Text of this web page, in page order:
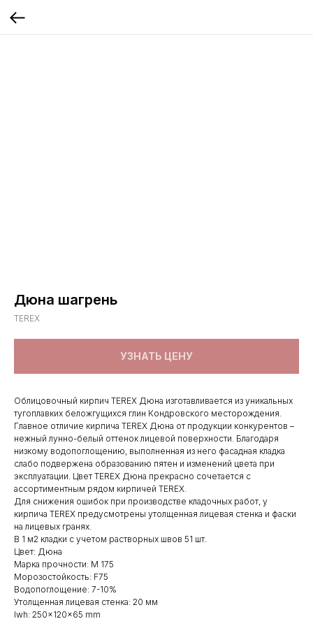
Дюна шагрень
TEREX
УЗНАТЬ ЦЕНУ
Облицовочный кирпич ТEREX Дюна изготавливается из уникальных
тугоплавких беложгущихся глин Кондровского месторождения.
Главное отличие кирпича TEREX Дюна от продукции конкурентов –
нежный лунно-белый оттенок лицевой поверхности. Благодаря
низкому водопоглощению, выполненная из него фасадная кладка
слабо подвержена образованию пятен и изменений цвета при
эксплуатации. Цвет TEREX Дюна прекрасно сочетается с
ассортиментным рядом кирпичей TEREX.
Для снижения ошибок при производстве кладочных работ, у
кирпича TEREX предусмотрены утолщенная лицевая стенка и фаски
на лицевых гранях.
В 1 м2 кладки с учетом растворных швов 51 шт.
Цвет: Дюна
Марка прочности: М 175
Морозостойкость: F75
Водопоглощение: 7-10%
Утолщенная лицевая стенка: 20 мм
lwh: 250x120x65 mm